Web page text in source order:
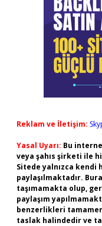
Reklam ve İletişim:
Yasal Uyarı: Bu
veya şahıs şirketi ile
Sitede yalnızca kendi
paylaşılmaktadır.
taşımamakta olup,
paylaşım
benzerlikleri
taslak halindedir ve